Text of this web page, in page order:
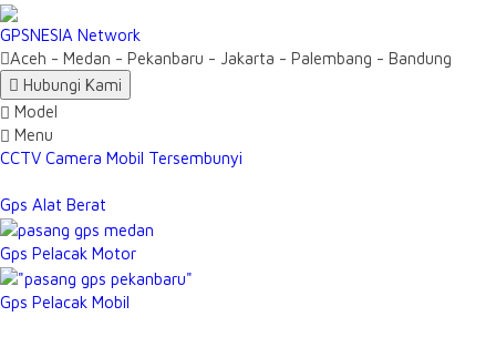
GPSNESIA Network
Aceh - Medan - Pekanbaru - Jakarta - Palembang - Bandung
Hubungi Kami
Model
Menu
CCTV Camera Mobil Tersembunyi
Gps Alat Berat
Gps Pelacak Motor
Gps Pelacak Mobil